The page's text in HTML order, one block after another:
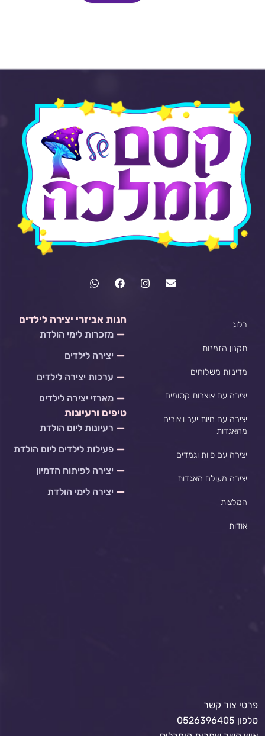
E
n
I
n
F
a
b
o
W
h
s
p
בלוג
תקנון הזמנות
מדיניות משלוחים
יצירה עם אוצרות קסומים
יצירה עם חיות יער ויצורים
מהאגדות
יצירה עם פיות וגמדים
יצירה מעולם האגדות
המלצות
אודות
חנות אביזרי יצירה לילדים
מזכרות לימי הולדת
יצירה לילדים
ערכות יצירה לילדים
מארזי יצירה לילדים
טיפים ורעיונות
רעיונות ליום הולדת
פעילות לילדים ליום הולדת
יצירה לפיתוח הדמיון
יצירה לימי הולדת
פרטי צור קשר
טלפון 0526396405